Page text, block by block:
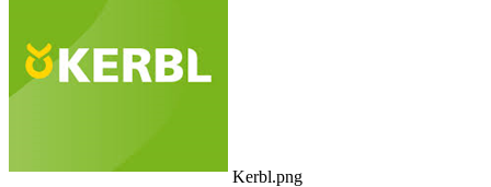
Kerbl.png